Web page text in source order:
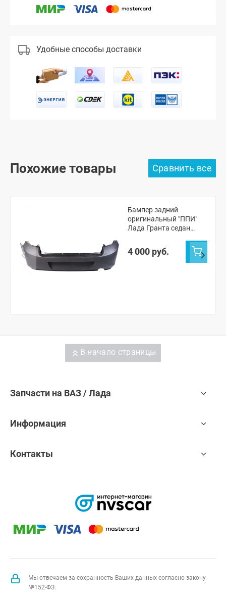
Удобные способы доставки
Похожие товары
Бампер задний
оригинальный "ППИ"
Лада Гранта седан
4 000 руб.
В начало страницы
Запчасти на ВАЗ / Лада
Информация
Контакты
Мы отвечаем за сохранность Ваших данных согласно закону
№152-ФЗ: